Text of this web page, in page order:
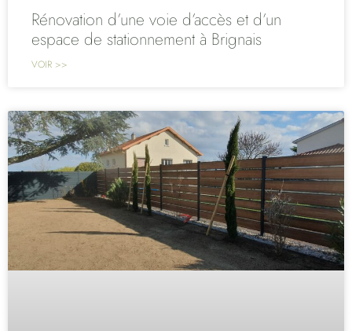
Rénovation d’une voie d’accès et d’un
espace de stationnement à Brignais
VOIR >>